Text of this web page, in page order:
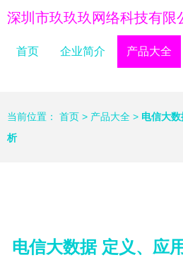
深圳市玖玖玖网络科技有限
首页 企业简介 产品大全
当前位置： 首页 > 产品大全 > 电信大
析
电信大数据 定义、应